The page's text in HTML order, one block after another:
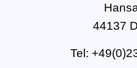
44137
Tel: